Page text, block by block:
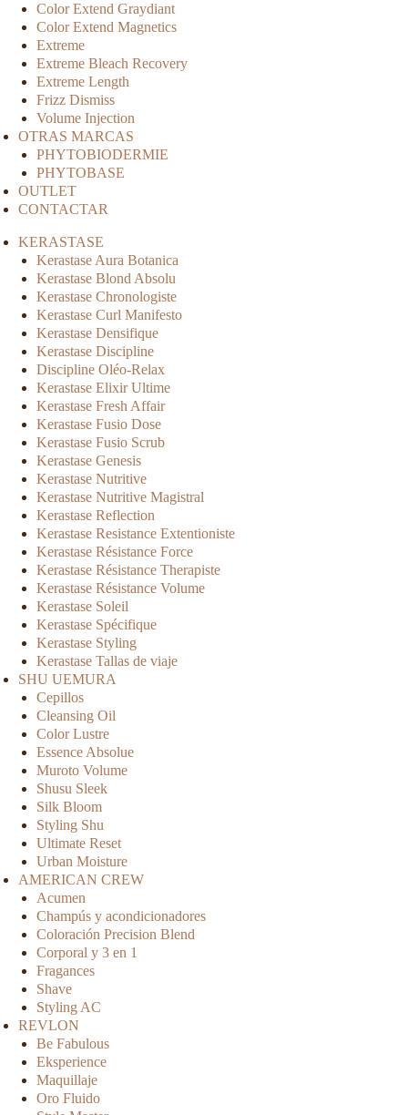
Color Extend Graydiant
Color Extend Magnetics
Extreme
Extreme Bleach Recovery
Extreme Length
Frizz Dismiss
Volume Injection
OTRAS MARCAS
PHYTOBIODERMIE
PHYTOBASE
OUTLET
CONTACTAR
KERASTASE
Kerastase Aura Botanica
Kerastase Blond Absolu
Kerastase Chronologiste
Kerastase Curl Manifesto
Kerastase Densifique
Kerastase Discipline
Discipline Oléo-Relax
Kerastase Elixir Ultime
Kerastase Fresh Affair
Kerastase Fusio Dose
Kerastase Fusio Scrub
Kerastase Genesis
Kerastase Nutritive
Kerastase Nutritive Magistral
Kerastase Reflection
Kerastase Resistance Extentioniste
Kerastase Résistance Force
Kerastase Résistance Therapiste
Kerastase Résistance Volume
Kerastase Soleil
Kerastase Spécifique
Kerastase Styling
Kerastase Tallas de viaje
SHU UEMURA
Cepillos
Cleansing Oil
Color Lustre
Essence Absolue
Muroto Volume
Shusu Sleek
Silk Bloom
Styling Shu
Ultimate Reset
Urban Moisture
AMERICAN CREW
Acumen
Champús y acondicionadores
Coloración Precision Blend
Corporal y 3 en 1
Fragances
Shave
Styling AC
REVLON
Be Fabulous
Eksperience
Maquillaje
Oro Fluido